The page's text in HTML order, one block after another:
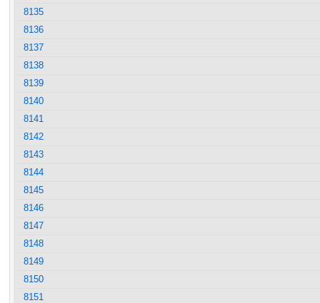
8135
8136
8137
8138
8139
8140
8141
8142
8143
8144
8145
8146
8147
8148
8149
8150
8151